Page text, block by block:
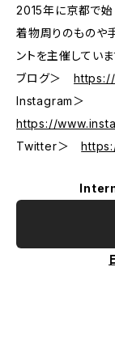
2015年に京都で始
着物周りのものや
ントを主催していま
ブログ＞
Instagram＞
https://
Twitter＞